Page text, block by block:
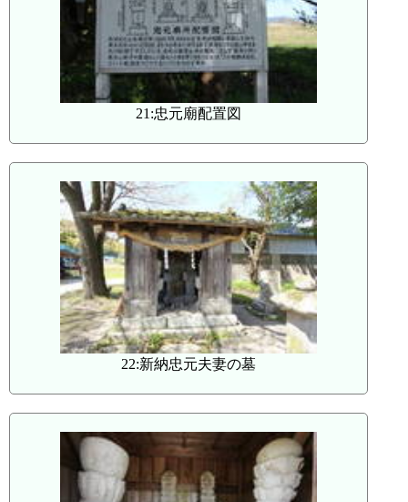
21:忠元廟配置図
22:新納忠元夫妻の墓